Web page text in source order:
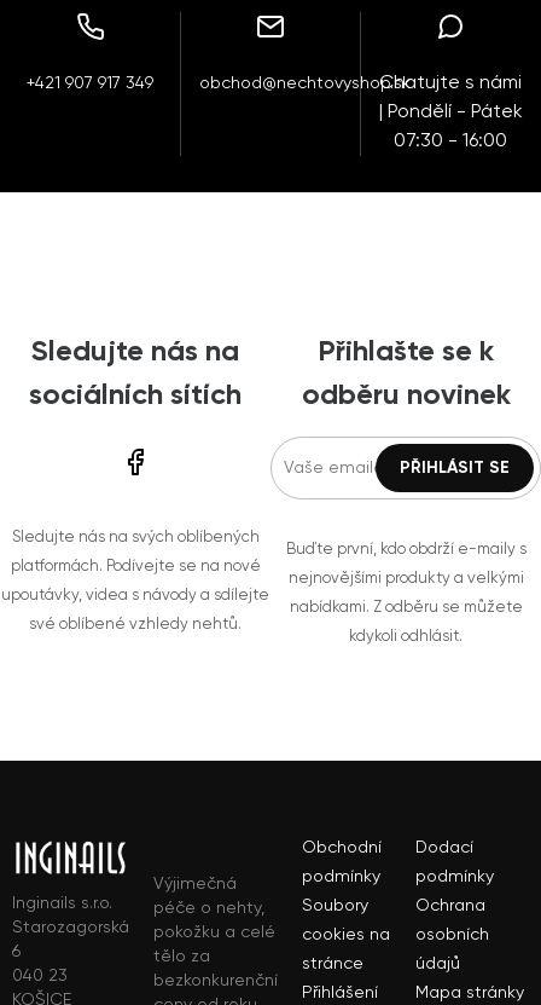
+421 907 917 349 obchod@nechtovyshop.skChatujte s námi
| Pondělí - Pátek
07:30 - 16:00
Sledujte nás na
sociálních sítích
Sledujte nás na svých oblíbených
platformách. Podívejte se na nové
upoutávky, videa s návody a sdílejte
své oblíbené vzhledy nehtů.
Přihlašte se k
odběru novinek
Buďte první, kdo obdrží e-maily s
nejnovějšími produkty a velkými
nabídkami. Z odběru se můžete
kdykoli odhlásit.
Inginails s.r.o.
Starozagorská
6
040 23
KOŠICE
Výjimečná
péče o nehty,
pokožku a celé
tělo za
bezkonkurenční
Obchodní
podmínky
Dodací
podmínky
Soubory
cookies na
stránce
Ochrana
osobních
údajů
Přihlášení
Mapa stránky